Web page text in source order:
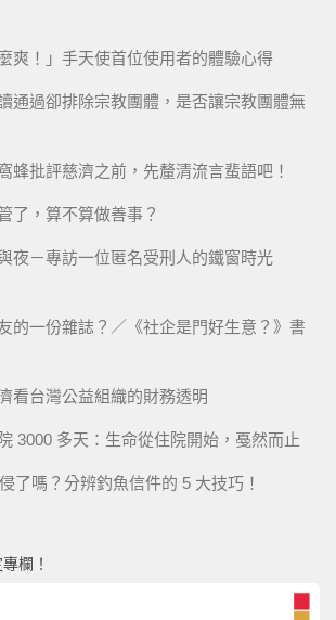
爽！」手天使首位使用者的體驗心得
通過卻排除宗教團體，是否讓宗教團體無
蜂批評慈濟之前，先釐清流言蜚語吧！
了，算不算做善事？
夜－專訪一位匿名受刑人的鐵窗時光
的一份雜誌？／《社企是門好生意？》書
看台灣公益組織的財務透明
3000 多天：生命從住院開始，戞然而止
了嗎？分辨釣魚信件的 5 大技巧！
欄！